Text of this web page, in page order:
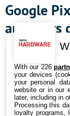
Google
amateurs
With our 226
your devices
your personal
website or in our
later, including in
Processing this
loyalty programs,